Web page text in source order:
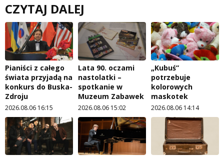
CZYTAJ DALEJ
Pianiści z całego
świata przyjadą na
konkurs do Buska-
Zdroju
2026.08.06 16:15
Lata 90. oczami
nastolatki –
spotkanie w
Muzeum Zabawek
2026.08.06 15:02
„Kubuś”
potrzebuje
kolorowych
maskotek
2026.08.06 14:14